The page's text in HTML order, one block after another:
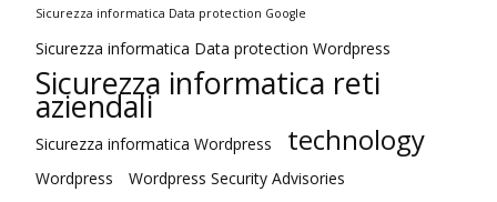
Sicurezza informatica Data protection Google
Sicurezza informatica Data protection Wordpress
Sicurezza informatica reti
aziendali
Sicurezza informatica Wordpress technology
Wordpress
Wordpress Security Advisories